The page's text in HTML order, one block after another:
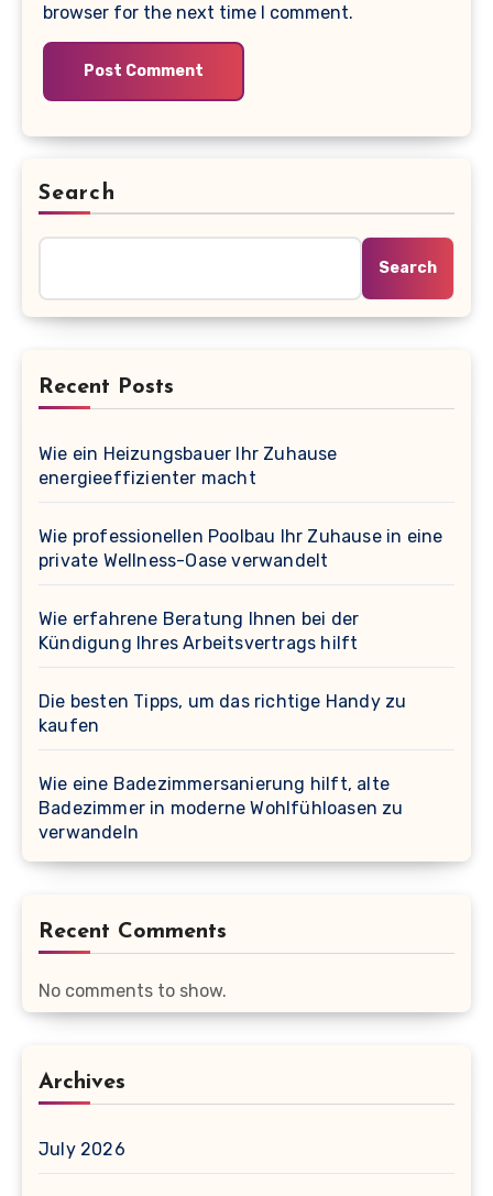
browser for the next time I comment.
Search
Search
Recent Posts
Wie ein Heizungsbauer Ihr Zuhause
energieeffizienter macht
Wie professionellen Poolbau Ihr Zuhause in eine
private Wellness-Oase verwandelt
Wie erfahrene Beratung Ihnen bei der
Kündigung Ihres Arbeitsvertrags hilft
Die besten Tipps, um das richtige Handy zu
kaufen
Wie eine Badezimmersanierung hilft, alte
Badezimmer in moderne Wohlfühloasen zu
verwandeln
Recent Comments
No comments to show.
Archives
July 2026